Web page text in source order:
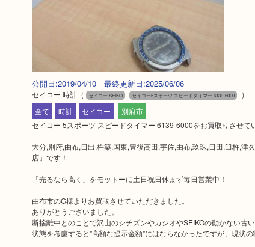
公開日:2019/04/10 最終更新日:2025/06/06
セイコー 時計（ セイコー SEIKO セイコー5スポーツ スピードタイマー 6139-6000
）
全て
時計 セイコー
別府市
セイコー 5スポーツ スピードタイマー 6139-6000をお買取りさせて
大分,別府,由布,日出,杵築,国東,豊後高田,宇佐,由布,玖珠,日田,臼杵,
店」です！
「売るなら高く」をモットーに土日祝日休まず毎日営業中！
由布市のG様よりお買取させていただきました。
ありがとうございました。
断捨離中とのことで沢山のシチズンやカシオやSEIKOの動かない
状態を考慮すると"高額な提示金額"にはならなかったですが、現状